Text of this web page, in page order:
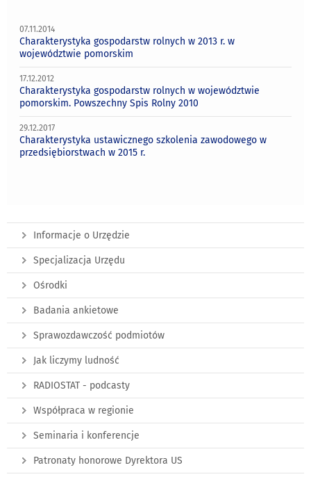
07.11.2014
Charakterystyka gospodarstw rolnych w 2013 r. w
województwie pomorskim
17.12.2012
Charakterystyka gospodarstw rolnych w województwie
pomorskim. Powszechny Spis Rolny 2010
29.12.2017
Charakterystyka ustawicznego szkolenia zawodowego w
przedsiębiorstwach w 2015 r.
Informacje o Urzędzie
Specjalizacja Urzędu
Ośrodki
Badania ankietowe
Sprawozdawczość podmiotów
Jak liczymy ludność
RADIOSTAT - podcasty
Współpraca w regionie
Seminaria i konferencje
Patronaty honorowe Dyrektora US